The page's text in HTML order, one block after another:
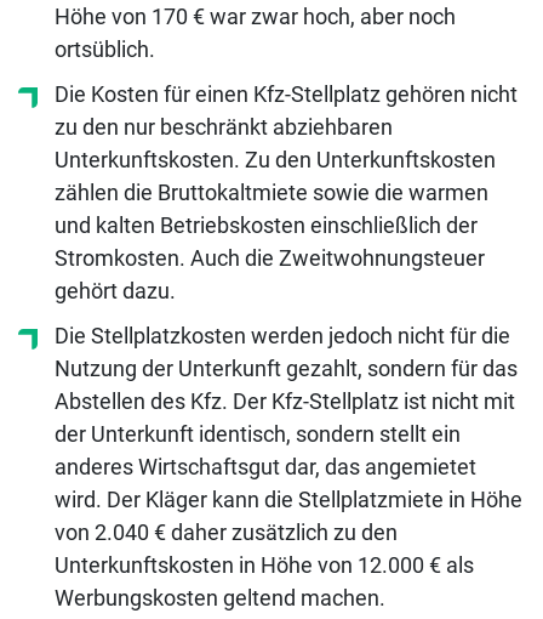
Höhe von 170 € war zwar hoch, aber noch
ortsüblich.
Die Kosten für einen Kfz-Stellplatz gehören nicht
zu den nur beschränkt abziehbaren
Unterkunftskosten. Zu den Unterkunftskosten
zählen die Bruttokaltmiete sowie die warmen
und kalten Betriebskosten einschließlich der
Stromkosten. Auch die Zweitwohnungsteuer
gehört dazu.
Die Stellplatzkosten werden jedoch nicht für die
Nutzung der Unterkunft gezahlt, sondern für das
Abstellen des Kfz. Der Kfz-Stellplatz ist nicht mit
der Unterkunft identisch, sondern stellt ein
anderes Wirtschaftsgut dar, das angemietet
wird. Der Kläger kann die Stellplatzmiete in Höhe
von 2.040 € daher zusätzlich zu den
Unterkunftskosten in Höhe von 12.000 € als
Werbungskosten geltend machen.